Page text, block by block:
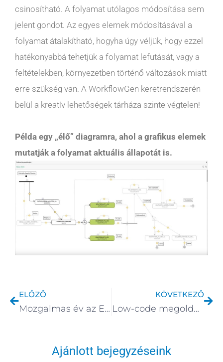
csinosítható. A folyamat utólagos módosítása sem
jelent gondot. Az egyes elemek módosításával a
folyamat átalakítható, hogyha úgy véljük, hogy ezzel
hatékonyabbá tehetjük a folyamat lefutását, vagy a
feltételekben, környezetben történő változások miatt
erre szükség van. A WorkflowGen keretrendszerén
belül a kreatív lehetőségek tárháza szinte végtelen!
Példa egy „élő” diagramra, ahol a grafikus elemek
mutatják a folyamat aktuális állapotát is.
ELŐZŐ
Mozgalmas év az Eastflow-nál
KÖVETKEZŐ
Low-code megoldások a WorkflowGen folyamatmenedzsment rendszerben
Ajánlott bejegyzéseink